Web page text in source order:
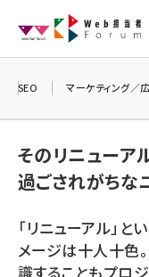
ン
ai (2807)
youtube
SEO マーケティング／
そのリニューア
過ごされがちな
「リニューアル」
メージは十人十色
識することもプロ